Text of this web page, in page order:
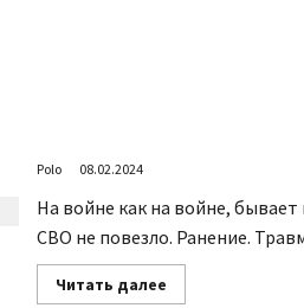
Polo 08.02.2024
На войне как на войне, бывает
СВО не повезло. Ранение.
Читать далееПрочитать
больше